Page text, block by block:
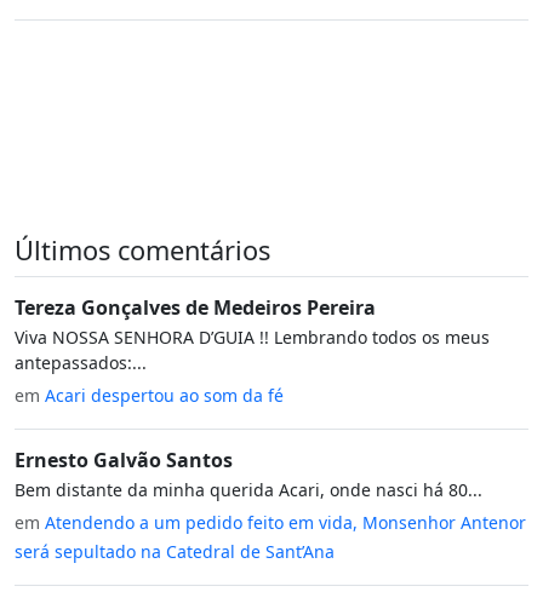
Últimos comentários
Tereza Gonçalves de Medeiros Pereira
Viva NOSSA SENHORA D’GUIA !! Lembrando todos os meus
antepassados:...
em Acari despertou ao som da fé
Ernesto Galvão Santos
Bem distante da minha querida Acari, onde nasci há 80...
em Atendendo a um pedido feito em vida, Monsenhor Antenor
será sepultado na Catedral de Sant’Ana